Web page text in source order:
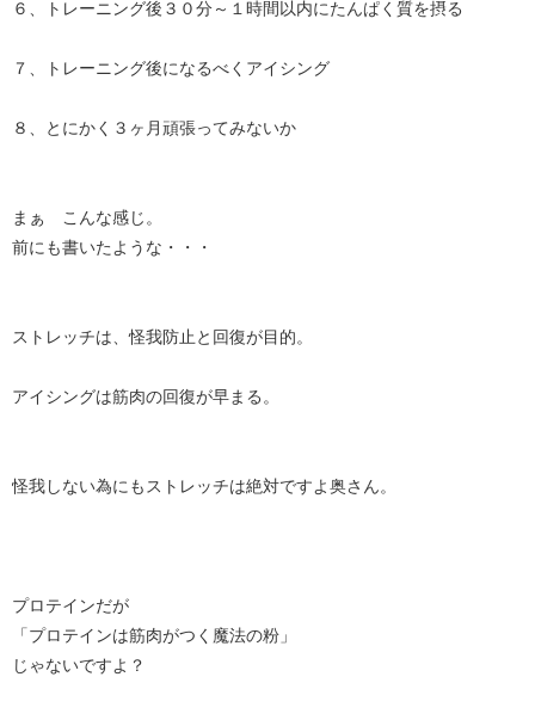
６、トレーニング後３０分～１時間以内にたんぱく質を摂る
７、トレーニング後になるべくアイシング
８、とにかく３ヶ月頑張ってみないか
まぁ こんな感じ。
前にも書いたような・・・
ストレッチは、怪我防止と回復が目的。
アイシングは筋肉の回復が早まる。
怪我しない為にもストレッチは絶対ですよ奥さん。
プロテインだが
「プロテインは筋肉がつく魔法の粉」
じゃないですよ？